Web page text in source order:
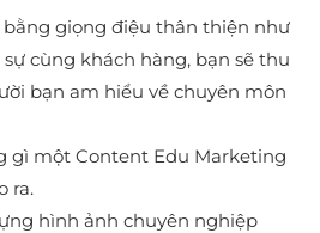
giọng điệu thân thiện như
cùng khách hàng, bạn sẽ thu
bạn am hiểu về chuyên môn
gì một Content Edu Marketing
ra.
hình ảnh chuyên nghiệp